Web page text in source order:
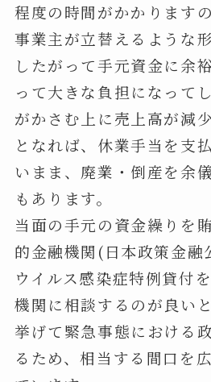
程度の時間がかかります
事業主が立替えるような
したがって手元資金に余
って大きな負担になって
がかさむ上に売上高が減
となれば、休業手当を支
いまま、廃業・倒産を余
もあります。
当面の手元の資金繰りを
的金融機関(日本政策金融
ウイルス感染症特例貸付
機関に相談するのが良い
挙げて緊急事態における
るため、相当する間口を